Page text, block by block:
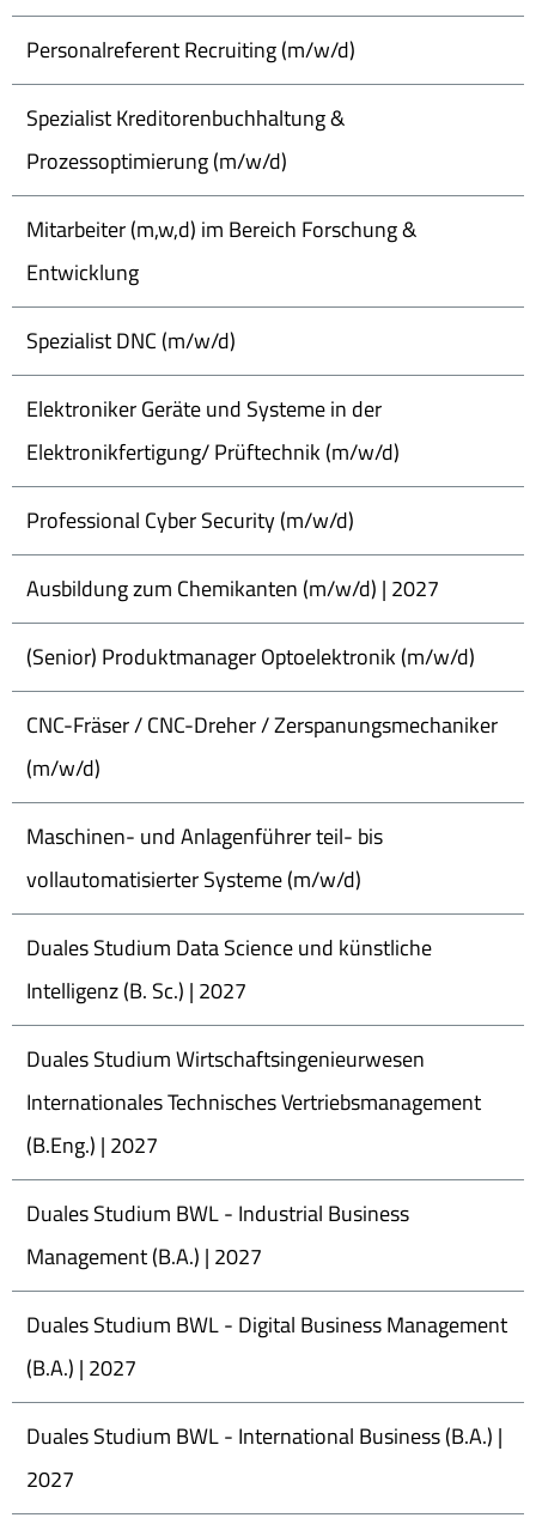
Personalreferent Recruiting (m/w/d)
Spezialist Kreditorenbuchhaltung &
Prozessoptimierung (m/w/d)
Mitarbeiter (m,w,d) im Bereich Forschung &
Entwicklung
Spezialist DNC (m/w/d)
Elektroniker Geräte und Systeme in der
Elektronikfertigung/ Prüftechnik (m/w/d)
Professional Cyber Security (m/w/d)
Ausbildung zum Chemikanten (m/w/d) | 2027
(Senior) Produktmanager Optoelektronik (m/w/d)
CNC-Fräser / CNC-Dreher / Zerspanungsmechaniker
(m/w/d)
Maschinen- und Anlagenführer teil- bis
vollautomatisierter Systeme (m/w/d)
Duales Studium Data Science und künstliche
Intelligenz (B. Sc.) | 2027
Duales Studium Wirtschaftsingenieurwesen
Internationales Technisches Vertriebsmanagement
(B.Eng.) | 2027
Duales Studium BWL - Industrial Business
Management (B.A.) | 2027
Duales Studium BWL - Digital Business Management
(B.A.) | 2027
Duales Studium BWL - International Business (B.A.) |
2027